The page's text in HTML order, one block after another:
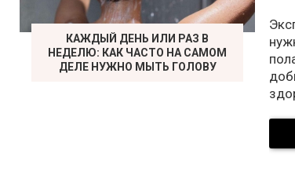
КАЖДЫЙ ДЕНЬ ИЛИ РАЗ В
НЕДЕЛЮ: КАК ЧАСТО НА САМОМ
ДЕЛЕ НУЖНО МЫТЬ ГОЛОВУ